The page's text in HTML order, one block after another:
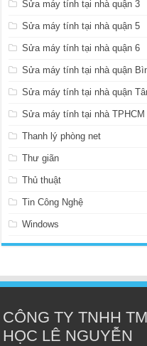
Sửa máy tính tại nhà quận 3
Sửa máy tính tại nhà quận 5
Sửa máy tính tại nhà quận 6
Sửa máy tính tại nhà quận
Sửa máy tính tại nhà quận
Sửa máy tính tại nhà TPHCM
Thanh lý phòng net
Thư giãn
Thủ thuật
Tin Công Nghệ
Windows
CÔNG TY TNHH
HỌC LÊ NGUYỄN